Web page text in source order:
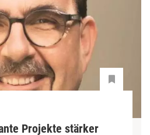
Projekte stärker